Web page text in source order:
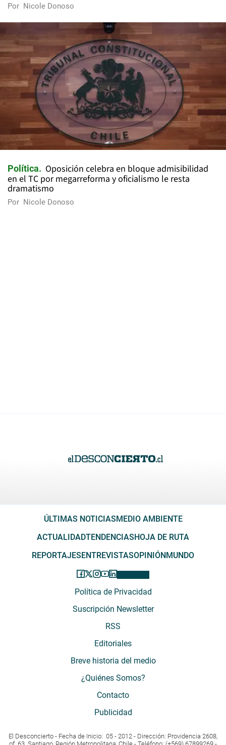
Por Nicole Donoso
Política
Oposición celebra en bloque admisibilidad
en el TC por megarreforma y oficialismo le resta
dramatismo
Por Nicole Donoso
ÚLTIMAS NOTICIASMEDIO AMBIENTE
ACTUALIDADTENDENCIASHOJA DE RUTA
REPORTAJESENTREVISTASOPINIÓNMUNDO
Política de Privacidad
Suscripción Newsletter
RSS
Editoriales
Breve historia del medio
¿Quiénes Somos?
Contacto
Publicidad
El Desconcierto - Fecha de Inicio: 05 - 2012 - Dirección: Providencia 2608,